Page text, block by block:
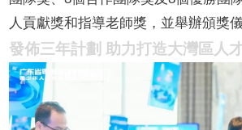
人貢獻獎和指導老師獎，並舉辦頒獎儀
發佈三年計劃 助力打造大灣區人